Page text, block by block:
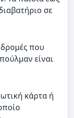
σε
που
είναι
κάρτα ή